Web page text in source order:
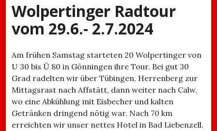
Wolpertinger Radtour
vom 29.6.- 2.7.2024
Am frühen Samstag starteten 20 Wolpertinger von
U 30 bis Ü 80 in Gönningen ihre Tour. Bei gut 30
Grad radelten wir über Tübingen, Herrenberg zur
Mittagsrast nach Affstätt, dann weiter nach Calw,
wo eine Abkühlung mit Eisbecher und kalten
Getränken dringend nötig war. Nach 70 km
erreichten wir unser nettes Hotel in Bad Liebenzell.